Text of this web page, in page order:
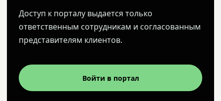
Доступ к порталу выдается только
ответственным сотрудникам и согласованным
представителям клиентов.
Войти в портал